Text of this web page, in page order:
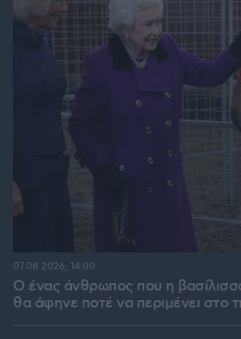
Ο ένας άνθρωπος που η
θα άφηνε ποτέ να περιμένει στο
07.08.2026, 14:00